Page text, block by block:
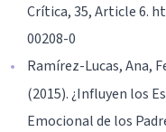
Crítica, 35, Article 6.
00208-0
Ramírez-Lucas, Ana,
(2015). ¿Influyen los
Emocional de los